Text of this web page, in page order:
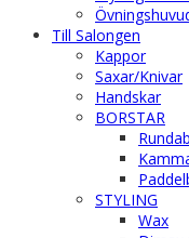
Till Salongen
Kappor
Saxar/Knivar
Handskar
BORSTAR
STYLING
Wax